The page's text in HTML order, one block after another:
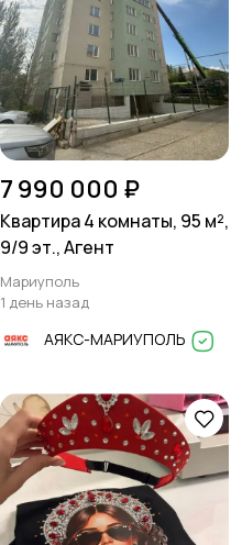
7 990 000 ₽
Квартира 4 комнаты, 95 м²,
9/9 эт., Агент
Мариуполь
1 день назад
АЯКС-МАРИУПОЛЬ